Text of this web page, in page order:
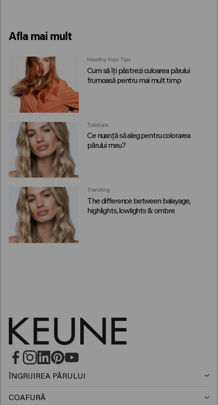
Afla mai mult
Healthy Hair Tips
Cum să îți păstrezi culoarea părului
frumoasă pentru mai mult timp
Tutorials
Ce nuanță să aleg pentru colorarea
părului meu?
Trending
The difference between balayage,
highlights, lowlights & ombre
ÎNGRIJIREA PĂRULUI
COAFURĂ